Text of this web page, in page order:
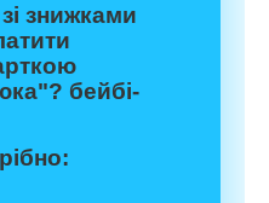
знижками
бейбі-